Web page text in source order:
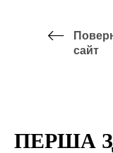
сайт
ПЕРША